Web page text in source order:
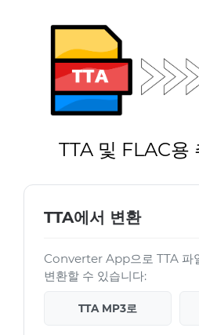
TTA 및 FLAC용
TTA에서 변환
Converter App으로 TTA 파
변환할 수 있습니다:
TTA MP3로